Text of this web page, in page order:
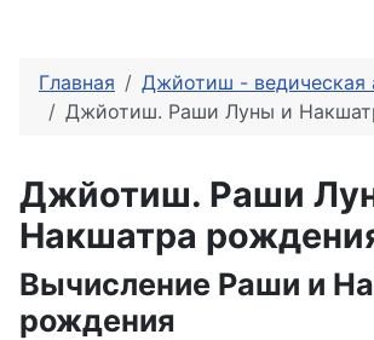
Главная
Джйотиш - ведическая
Джйотиш. Раши Луны и
Джйотиш. Раши
Накшатра
Вычисление Раши и
рождения